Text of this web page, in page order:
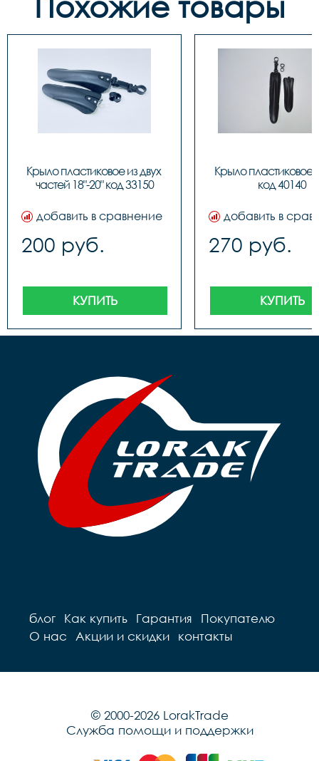
Крыло пластиковое из двух
частей 18"-20" код 33150
добавить в сравнение
200 руб.
КУПИТЬ
Крыло пластиковое
код 40140
добавить в
270 руб.
КУПИТЬ
блог Как купить Гарантия
Покупателю
О нас
Акции и скидки контакты
© 2000-2026 LorakTrade
Служба помощи и поддержки